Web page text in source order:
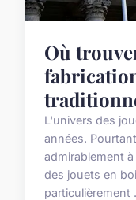
Où
L'univers des
années.
admirablement
des jouets en
particulièrement